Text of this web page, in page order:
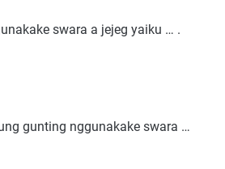
swara a jejeg yaiku … .
gunting nggunakake swara …